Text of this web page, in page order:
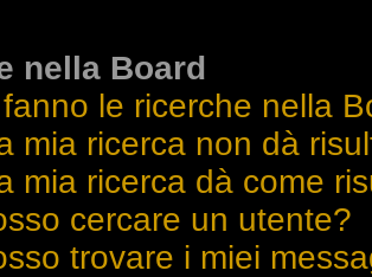
nella Board
le ricerche nella
mia ricerca non dà
mia ricerca dà come
cercare un utente?
trovare i miei